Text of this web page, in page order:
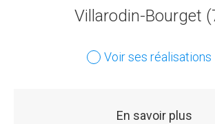
Villarodin-Bourget
Voir ses réalisations
En savoir plus